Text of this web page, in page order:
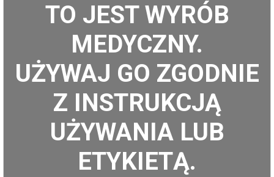
TO JEST WYRÓB
MEDYCZNY.
UŻYWAJ GO ZGODNIE
Z INSTRUKCJĄ
UŻYWANIA LUB
ETYKIETĄ.